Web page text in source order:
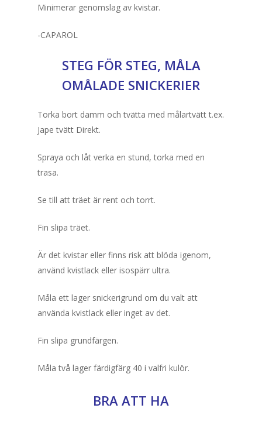
Minimerar genomslag av kvistar.
-CAPAROL
STEG FÖR STEG, MÅLA
OMÅLADE SNICKERIER
Torka bort damm och tvätta med målartvätt t.ex.
Jape tvätt Direkt.
Spraya och låt verka en stund, torka med en
trasa.
Se till att träet är rent och torrt.
Fin slipa träet.
Är det kvistar eller finns risk att blöda igenom,
använd kvistlack eller isospärr ultra.
Måla ett lager snickerigrund om du valt att
använda kvistlack eller inget av det.
Fin slipa grundfärgen.
Måla två lager färdigfärg 40 i valfri kulör.
BRA ATT HA
Färgguiden
Pool & Spabad
Pooltak
Spabad
Bygg
Verktygsbutik
Om oss
Mitt konto